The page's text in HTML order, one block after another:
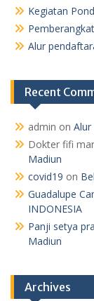
Kegiatan
Alur
Recent
admin on Alur
Dokter fifi
Madiun
covid19 on
Guadalupe
INDONESIA
Panji setya
Madiun
Archives